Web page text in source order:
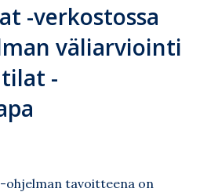
-verkostossa
väliarviointi
-
ohjelman tavoitteena on